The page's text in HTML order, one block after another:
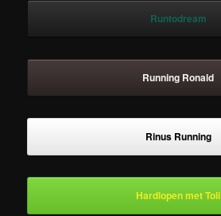
Runtodream
Running Ronald
Rinus Running
Hardlopen met Toli